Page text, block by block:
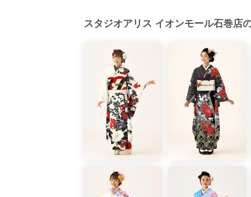
振袖には帯一式はもちろん、着付けに必要な小
撮影データもついた、成人式のお祝いをすべて
お任せいただける充実の内容となっています。
＼成人式振袖レンタル＆前撮りパック／
☟スタジオアリスのふりホ
約1500種類の振袖の中から、どの振袖を選んで
追加料金一切なしの安心の一律価格！99,800円
✅前撮り＋着付け＋ヘアセット
✅着付け小物10点セット
✅安心の後払いシステム！
✅もしものときはキャンセル可能！
スタジオアリス イオンモール石巻店